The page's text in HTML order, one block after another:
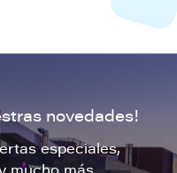
novedades!
especiales,